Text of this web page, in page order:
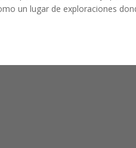
un lugar de exploraciones